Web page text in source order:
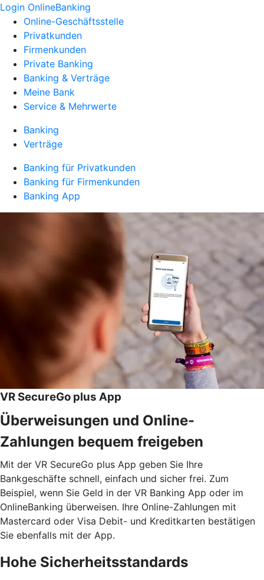
Login OnlineBanking
Online-Geschäftsstelle
Privatkunden
Firmenkunden
Private Banking
Banking & Verträge
Meine Bank
Service & Mehrwerte
Banking
Verträge
Banking für Privatkunden
Banking für Firmenkunden
Banking App
VR SecureGo plus App
Überweisungen und Online-
Zahlungen bequem freigeben
Mit der VR SecureGo plus App geben Sie Ihre
Bankgeschäfte schnell, einfach und sicher frei. Zum
Beispiel, wenn Sie Geld in der VR Banking App oder im
OnlineBanking überweisen. Ihre Online-Zahlungen mit
Mastercard oder Visa Debit- und Kreditkarten bestätigen
Sie ebenfalls mit der App.
Hohe Sicherheitsstandards